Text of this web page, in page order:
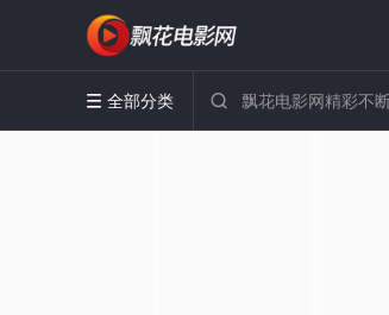
 全部分类 